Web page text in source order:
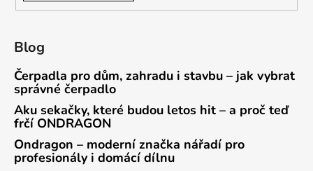
Blog
Čerpadla pro dům, zahradu i stavbu – jak vybrat
správné čerpadlo
Aku sekačky, které budou letos hit – a proč teď
frčí ONDRAGON
Ondragon – moderní značka nářadí pro
profesionály i domácí dílnu